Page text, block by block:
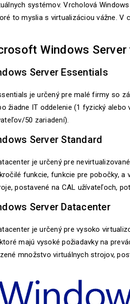
systémov. Vrcholová
to myslia s virtualizáciou vážne. V
Windows Server
Server Essentials
je určený pre malé firmy so
žiadne IT oddelenie (1 fyzický
50 zariadení).
Server Standard
je určený pre
funkcie, funkcie pre pobočky,
postavené na CAL užívateľoch,
Server Datacenter
je určený pre vysoko
majú vysoké požiadavky na
množstvo virtuálnych strojov,